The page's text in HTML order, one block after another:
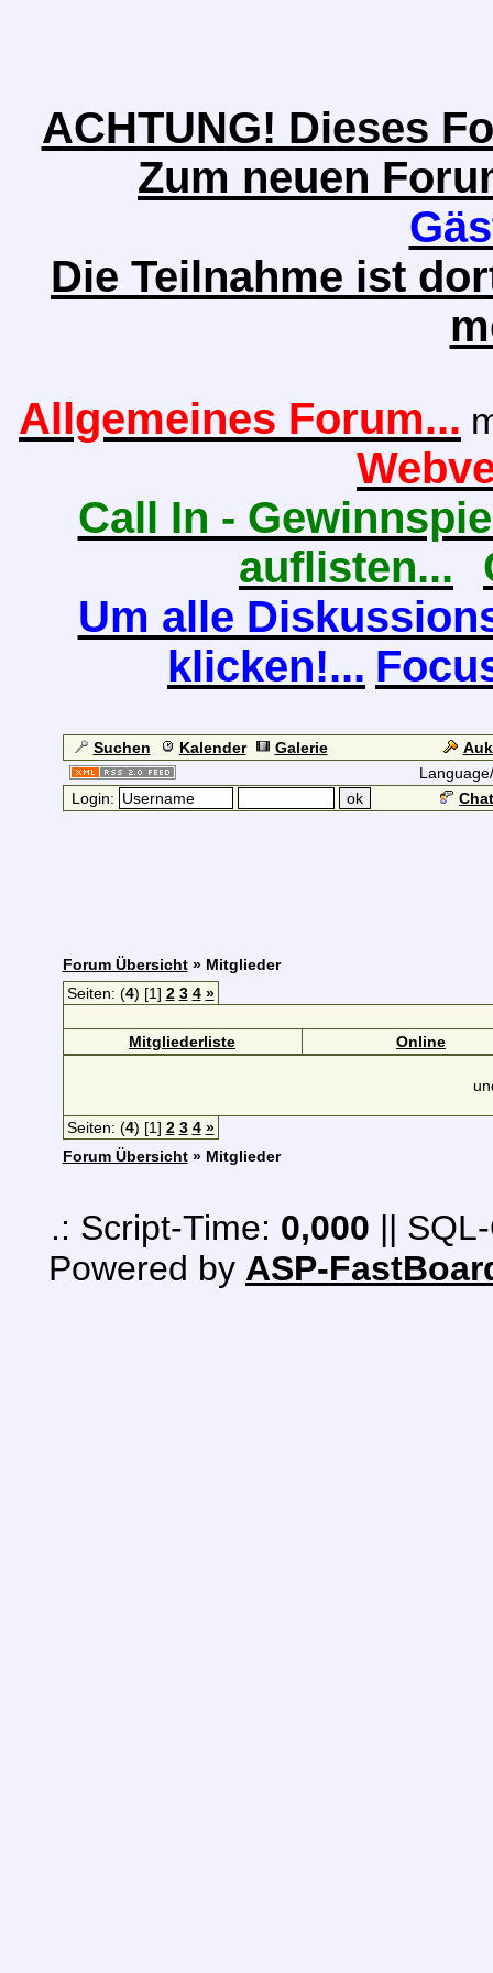
ACHTUNG! Dieses
Zum neuen
Die Teilnahme ist
Allgemeines Forum...
Call In -
auflisten...
Um alle
klicken!...
Suchen Kalender Galerie
Login:
Forum Übersicht» Mitglieder
Seiten: (4) [1] 2 3 4 »
Mitgliederliste Online
Seiten: (4) [1] 2 3 4 »
Forum Übersicht» Mitglieder
.: Script-Time: 0,000 ||
Powered by ASP-